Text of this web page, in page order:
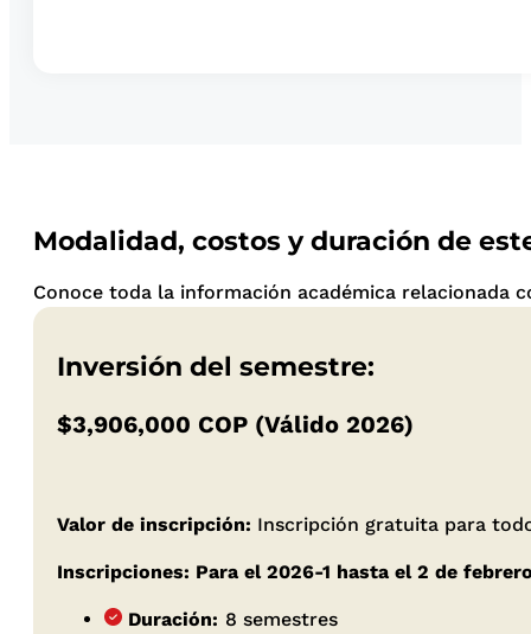
Modalidad, costos y duración de
Conoce toda la información académica relacionada
Inversión del semestre:
$3,906,000 COP (Válido 2026)
Valor de inscripción: Inscripción gratuita para
Inscripciones: Para el 2026-1 hasta el 2 de
Duración: 8 semestres